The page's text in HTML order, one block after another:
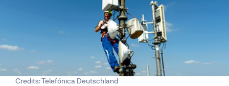
Credits: Telefónica Deutschland